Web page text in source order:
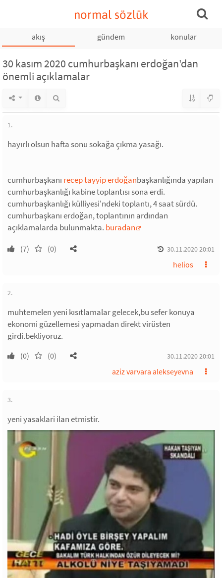
normal sözlük
akış gündem konular
30 kasım 2020 cumhurbaşkanı erdoğan'dan
önemli açıklamalar
1.
hayırlı olsun hafta sonu sokağa çıkma yasağı.
cumhurbaşkanı recep tayyip erdoğanbaşkanlığında yapılan
cumhurbaşkanlığı kabine toplantısı sona erdi.
cumhurbaşkanlığı külliyesi'ndeki toplantı, 4 saat sürdü.
cumhurbaşkanı erdoğan, toplantının ardından
açıklamalarda bulunmakta. buradan
(7) (0) 30.11.2020 20:01
helios
2.
muhtemelen yeni kısıtlamalar gelecek,bu sefer konuya
ekonomi güzellemesi yapmadan direkt virüsten
girdi.bekliyoruz.
(0) (0) 30.11.2020 20:01
aziz varvara alekseyevna
3.
yeni yasaklari ilan etmistir.